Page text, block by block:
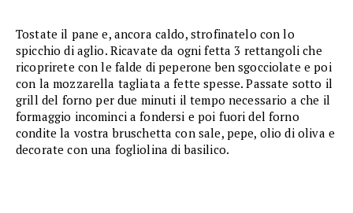
Tostate il pane e, ancora caldo, strofinatelo con lo
spicchio di aglio. Ricavate da ogni fetta 3 rettangoli che
ricoprirete con le falde di peperone ben sgocciolate e poi
con la mozzarella tagliata a fette spesse. Passate sotto il
grill del forno per due minuti il tempo necessario a che il
formaggio incominci a fondersi e poi fuori del forno
condite la vostra bruschetta con sale, pepe, olio di oliva e
decorate con una fogliolina di basilico.